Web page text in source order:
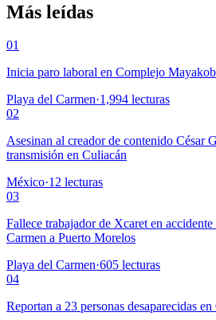
Más leídas
01
Inicia paro laboral en Complejo
Playa del Carmen·1,994 lecturas
02
Asesinan al creador de contenido César
transmisión en Culiacán
México·12 lecturas
03
Fallece trabajador de Xcaret en
Carmen a Puerto Morelos
Playa del Carmen·605 lecturas
04
Reportan a 23 personas desaparecidas